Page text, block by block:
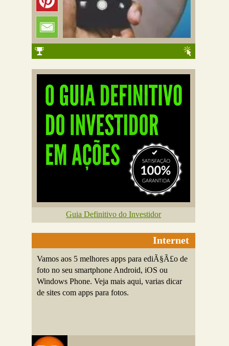
Guia Definitivo do Investidor
Internet
Vamos aos 5 melhores apps para ediÃ§Ã£o de
foto no seu smartphone Android, iOS ou
Windows Phone. Veja mais aqui, varias dicar
de sites com apps para fotos.